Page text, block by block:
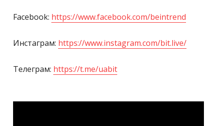
Facebook: https://www.facebook.com/beintrend
Инстаграм: https://www.instagram.com/bit.live/
Телеграм: https://t.me/uabit